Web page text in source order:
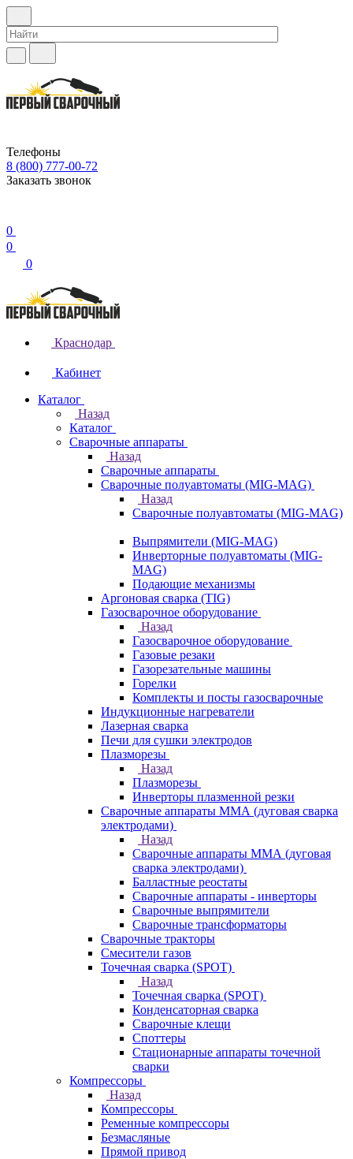
Телефоны
8 (800) 777-00-72
Заказать звонок
0
0
0
Краснодар
Кабинет
Каталог
Назад
Каталог
Сварочные аппараты
Назад
Сварочные аппараты
Сварочные полуавтоматы (MIG-MAG)
Назад
Сварочные полуавтоматы (MIG-MAG)
Выпрямители (MIG-MAG)
Инверторные полуавтоматы (MIG-
MAG)
Подающие механизмы
Аргоновая сварка (TIG)
Газосварочное оборудование
Назад
Газосварочное оборудование
Газовые резаки
Газорезательные машины
Горелки
Комплекты и посты газосварочные
Индукционные нагреватели
Лазерная сварка
Печи для сушки электродов
Плазморезы
Назад
Плазморезы
Инверторы плазменной резки
Сварочные аппараты ММА (дуговая сварка
электродами)
Назад
Сварочные аппараты ММА (дуговая
сварка электродами)
Балластные реостаты
Сварочные аппараты - инверторы
Сварочные выпрямители
Сварочные трансформаторы
Сварочные тракторы
Смесители газов
Точечная сварка (SPOT)
Назад
Точечная сварка (SPOT)
Конденсаторная сварка
Сварочные клещи
Споттеры
Стационарные аппараты точечной
сварки
Компрессоры
Назад
Компрессоры
Ременные компрессоры
Безмасляные
Прямой привод